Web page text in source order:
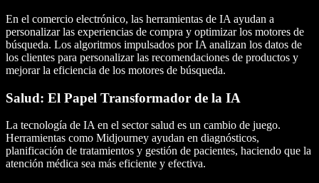
En el comercio electrónico, las herramientas de IA ayudan a
personalizar las experiencias de compra y optimizar los motores de
búsqueda. Los algoritmos impulsados por IA analizan los datos de
los clientes para personalizar las recomendaciones de productos y
mejorar la eficiencia de los motores de búsqueda.
Salud: El Papel Transformador de la IA
La tecnología de IA en el sector salud es un cambio de juego.
Herramientas como Midjourney ayudan en diagnósticos,
planificación de tratamientos y gestión de pacientes, haciendo que la
atención médica sea más eficiente y efectiva.